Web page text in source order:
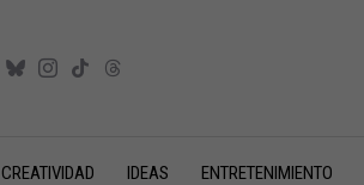
CREATIVIDAD IDEAS ENTRETENIMIENTO